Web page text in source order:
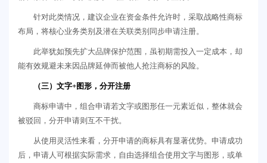
针对此类情况，建议企业在资金条件允许时，采取战略性商标
布局，将核心业务类别及潜在关联类别同步申请注册。
此举犹如预先扩大品牌保护范围，虽初期需投入一定成本，却
能有效规避未来因品牌延伸而被他人抢注商标的风险。
（三）文字+图形，分开注册
商标申请中，组合申请若文字或图形任一元素近似，整体就会
被驳回，分开申请则互不干扰。
从使用灵活性来看，分开申请的商标具有显著优势。申请成功
后，申请人可根据实际需求，自由选择组合使用文字与图形，或单